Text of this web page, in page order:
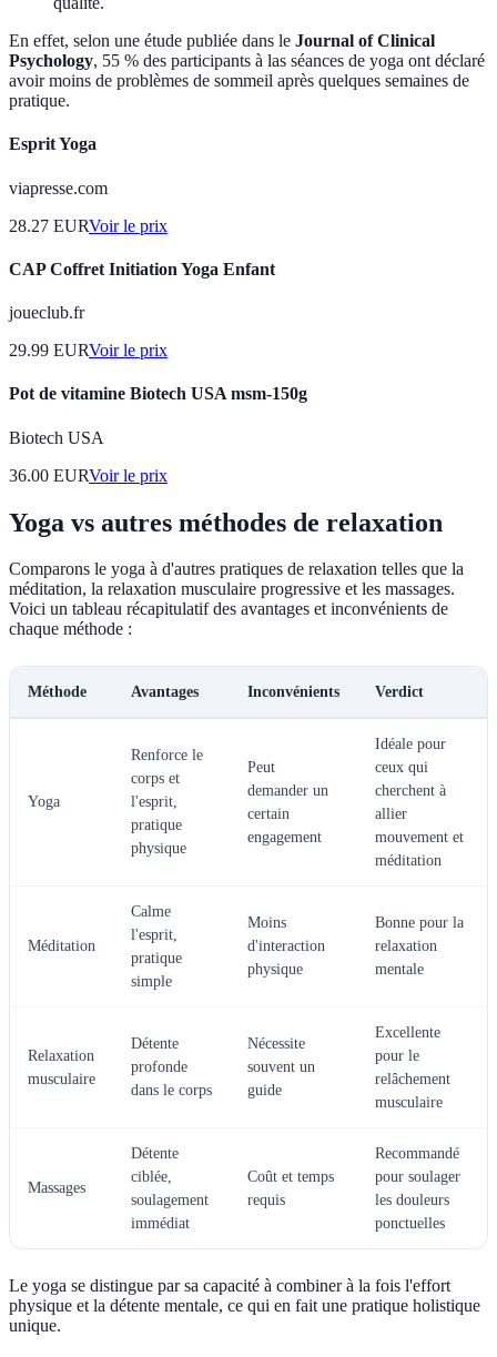
En effet, selon une étude publiée dans le Journal of Clinical
Psychology, 55 % des participants à las séances de yoga ont déclaré
avoir moins de problèmes de sommeil après quelques semaines de
pratique.
Esprit Yoga
viapresse.com
28.27 EURVoir le prix
CAP Coffret Initiation Yoga Enfant
joueclub.fr
29.99 EURVoir le prix
Pot de vitamine Biotech USA msm-150g
Biotech USA
36.00 EURVoir le prix
Yoga vs autres méthodes de relaxation
Comparons le yoga à d'autres pratiques de relaxation telles que la
méditation, la relaxation musculaire progressive et les massages.
Voici un tableau récapitulatif des avantages et inconvénients de
chaque méthode :
Méthode Avantages Inconvénients Verdict
Yoga
Renforce le
corps et
l'esprit,
pratique
physique
Peut
demander un
certain
engagement
Idéale pour
ceux qui
cherchent à
allier
mouvement et
méditation
Méditation
Calme
l'esprit,
pratique
simple
Moins
d'interaction
physique
Bonne pour la
relaxation
mentale
Relaxation
musculaire
Détente
profonde
dans le corps
Nécessite
souvent un
guide
Excellente
pour le
relâchement
musculaire
Massages
Détente
ciblée,
soulagement
immédiat
Coût et temps
requis
Recommandé
pour soulager
les douleurs
ponctuelles
Le yoga se distingue par sa capacité à combiner à la fois l'effort
physique et la détente mentale, ce qui en fait une pratique holistique
unique.